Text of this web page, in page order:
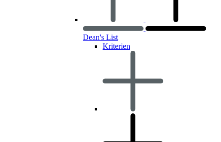
Dean's List
Kriterien